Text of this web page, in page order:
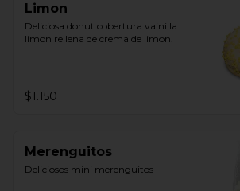
Limon
Deliciosa donut cobertura vainilla
limon rellena de crema de limon.
$1.150
Merenguitos
Deliciosos mini merenguitos